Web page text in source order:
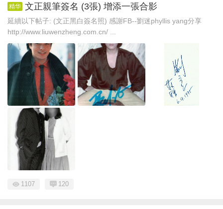
精华 文正親筆簽名 (3張) 增添一張合影
延續以下帖子: (文正黑白簽名照) 感謝FB--劉迷phyllis yang分享
http://www.liuwenzheng.com.cn/ ...
1107 120